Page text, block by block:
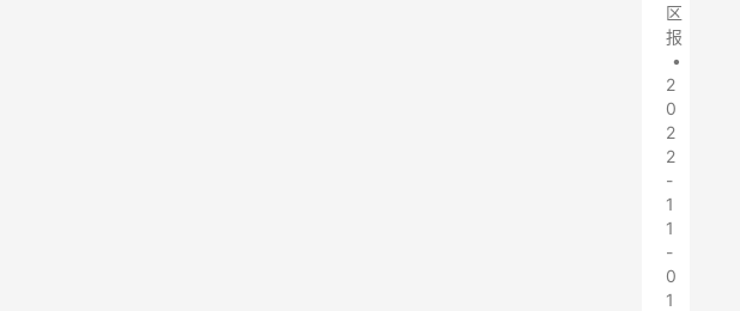
区
报
•
2
0
2
2
-
1
1
-
0
1